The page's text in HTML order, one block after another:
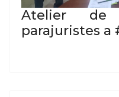
Atelier de
parajuristes a